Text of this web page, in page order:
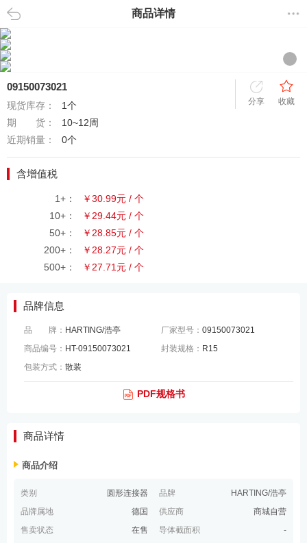
返回 商品详情
09150073021
现货库存：
1个
期 货：
10~12周
近期销量：
0个
分享 收藏
含增值税
1+：
￥30.99元 / 个
10+：
￥29.44元 / 个
50+：
￥28.85元 / 个
200+：
￥28.27元 / 个
500+：
￥27.71元 / 个
品牌信息
品 牌： HARTING/浩亭 厂家型号：09150073021
商品编号： HT-09150073021 封装规格： R15
包装方式： 散装
PDF规格书
商品详情
商品介绍
类别 圆形连接器 品牌
HARTING/浩亭
品牌属地
德国 供应商
商城自营
售卖状态
在售 导体截面积
-